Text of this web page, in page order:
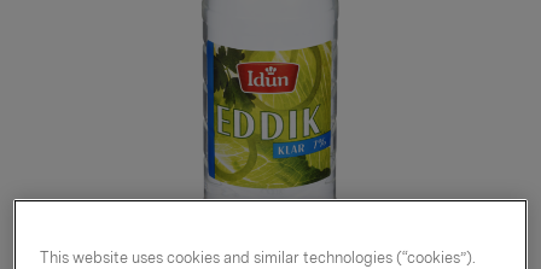
This website uses cookies and similar technologies (“cookies”).